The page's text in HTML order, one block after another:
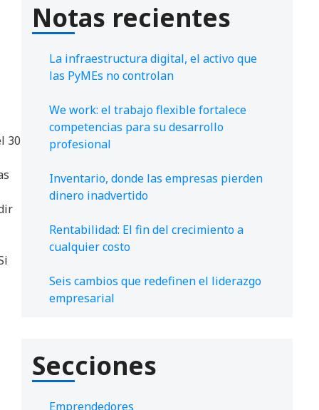
30
Notas recientes
La infraestructura digital, el activo que
las PyMEs no controlan
We work: el trabajo flexible fortalece
competencias para su desarrollo
profesional
Inventario, donde las empresas pierden
dinero inadvertido
Rentabilidad: El fin del crecimiento a
cualquier costo
Seis cambios que redefinen el liderazgo
empresarial
Secciones
Emprendedores